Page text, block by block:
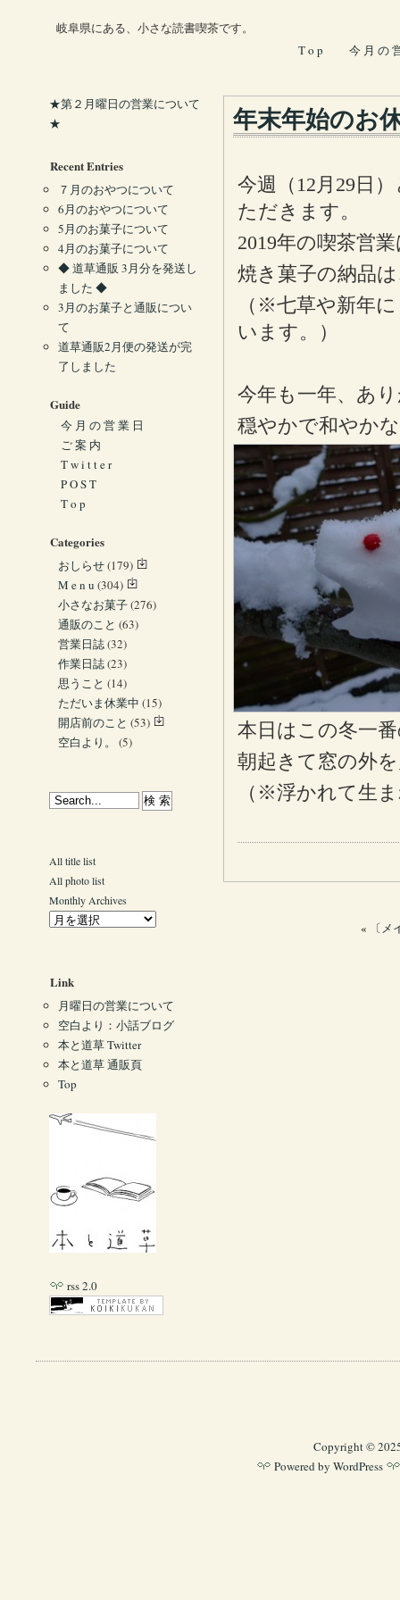
岐阜県にある、小さな読書喫茶です。
T o p
今 月 の
年末年始のお
今週（12月29日
ただきます。
2019年の喫茶営
焼き菓子の納品
（※七草や新年
います。）
今年も一年、あ
穏やかで和やか
本日はこの冬一
朝起きて窓の外
（※浮かれて生
« 〔
★第２月曜日の営業について
★
Recent Entries
７月のおやつについて
6月のおやつについて
5月のお菓子について
4月のお菓子について
◆ 道草通販 3月分を発送し
ました ◆
3月のお菓子と通販につい
て
道草通販2月便の発送が完
了しました
Guide
今 月 の 営 業 日
ご 案 内
T w i t t e r
P O S T
T o p
Categories
おしらせ(179)
M e n u (304)
小さなお菓子(276)
通販のこと (63)
営業日誌(32)
作業日誌(23)
思うこと (14)
ただいま休業中 (15)
開店前のこと (53)
空白より。
(5)
All title list
All photo list
Monthly Archives
Link
月曜日の営業について
空白より：小話ブログ
本と道草 Twitter
本と道草 通販頁
Top
rss 2.0
Copyright ©
Powered by WordPress